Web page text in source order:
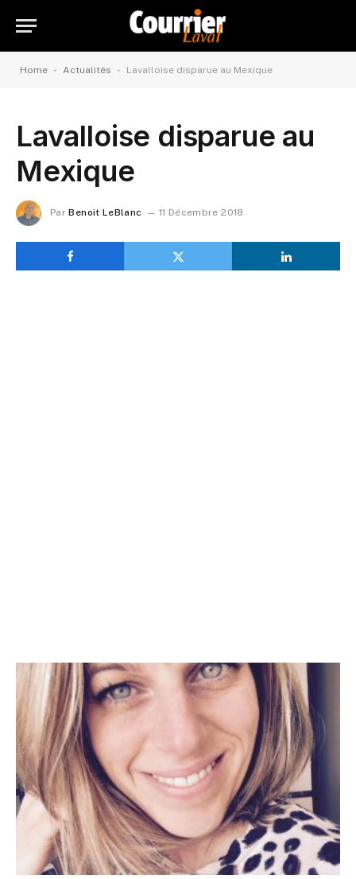
Home - Actualités - Lavalloise disparue au Mexique
Lavalloise disparue au
Mexique
Par Benoit LeBlanc 11 Décembre 2018